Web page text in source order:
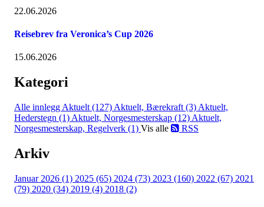
22.06.2026
Reisebrev fra Veronica’s Cup 2026
15.06.2026
Kategori
Alle innlegg Aktuelt (127) Aktuelt, Bærekraft (3) Aktuelt,
Hederstegn (1) Aktuelt, Norgesmesterskap (12) Aktuelt,
Norgesmesterskap, Regelverk (1) Vis alle RSS
Arkiv
Januar 2026 (1) 2025 (65) 2024 (73) 2023 (160) 2022 (67) 2021
(79) 2020 (34) 2019 (4) 2018 (2)